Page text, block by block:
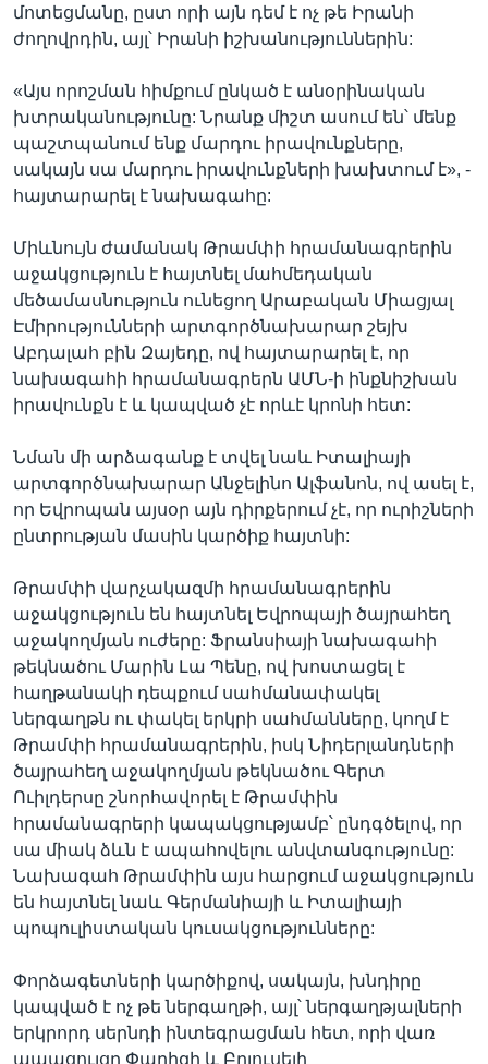
մոտեցմանը, ըստ որի այն դեմ է ոչ թե Իրանի
ժողովրդին, այլ՝ Իրանի իշխանություններին:
«Այս որոշման հիմքում ընկած է անօրինական
խտրականությունը: Նրանք միշտ ասում են՝ մենք
պաշտպանում ենք մարդու իրավունքները,
սակայն սա մարդու իրավունքների խախտում է», -
հայտարարել է նախագահը:
Միևնույն ժամանակ Թրամփի հրամանագրերին
աջակցություն է հայտնել մահմեդական
մեծամասնություն ունեցող Արաբական Միացյալ
Էմիրությունների արտգործնախարար շեյխ
Աբդալահ բին Զայեդը, ով հայտարարել է, որ
նախագահի հրամանագրերն ԱՄՆ-ի ինքնիշխան
իրավունքն է և կապված չէ որևէ կրոնի հետ:
Նման մի արձագանք է տվել նաև Իտալիայի
արտգործնախարար Անջելինո Ալֆանոն, ով ասել է,
որ Եվրոպան այսօր այն դիրքերում չէ, որ ուրիշների
ընտրության մասին կարծիք հայտնի:
Թրամփի վարչակազմի հրամանագրերին
աջակցություն են հայտնել Եվրոպայի ծայրահեղ
աջակողմյան ուժերը: Ֆրանսիայի նախագահի
թեկնածու Մարին Լա Պենը, ով խոստացել է
հաղթանակի դեպքում սահմանափակել
ներգաղթն ու փակել երկրի սահմանները, կողմ է
Թրամփի հրամանագրերին, իսկ Նիդերլանդների
ծայրահեղ աջակողմյան թեկնածու Գերտ
Ուիլդերսը շնորհավորել է Թրամփին
հրամանագրերի կապակցությամբ՝ ընդգծելով, որ
սա միակ ձևն է ապահովելու անվտանգությունը:
Նախագահ Թրամփին այս հարցում աջակցություն
են հայտնել նաև Գերմանիայի և Իտալիայի
պոպուլիստական կուսակցությունները:
Փորձագետների կարծիքով, սակայն, խնդիրը
կապված է ոչ թե ներգաղթի, այլ՝ ներգաղթյալների
երկրորդ սերնդի ինտեգրացման հետ, որի վառ
ապացույցը Փարիզի և Բրյուսելի